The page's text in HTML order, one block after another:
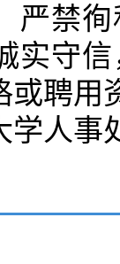
严禁
实守
或聘用
学人事